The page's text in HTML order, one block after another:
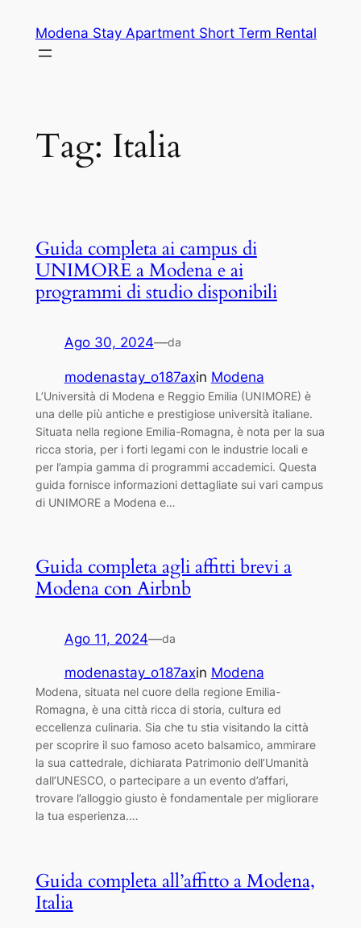
contenuto
Modena Stay Apartment Short Term Rental
Tag: Italia
Guida completa ai campus di
UNIMORE a Modena e ai
programmi di studio disponibili
Ago 30, 2024—da
modenastay_o187axin Modena
L’Università di Modena e Reggio Emilia (UNIMORE) è
una delle più antiche e prestigiose università italiane.
Situata nella regione Emilia-Romagna, è nota per la sua
ricca storia, per i forti legami con le industrie locali e
per l’ampia gamma di programmi accademici. Questa
guida fornisce informazioni dettagliate sui vari campus
di UNIMORE a Modena e…
Guida completa agli affitti brevi a
Modena con Airbnb
Ago 11, 2024—da
modenastay_o187axin Modena
Modena, situata nel cuore della regione Emilia-
Romagna, è una città ricca di storia, cultura ed
eccellenza culinaria. Sia che tu stia visitando la città
per scoprire il suo famoso aceto balsamico, ammirare
la sua cattedrale, dichiarata Patrimonio dell’Umanità
dall’UNESCO, o partecipare a un evento d’affari,
trovare l’alloggio giusto è fondamentale per migliorare
la tua esperienza.…
Guida completa all’affitto a Modena,
Italia